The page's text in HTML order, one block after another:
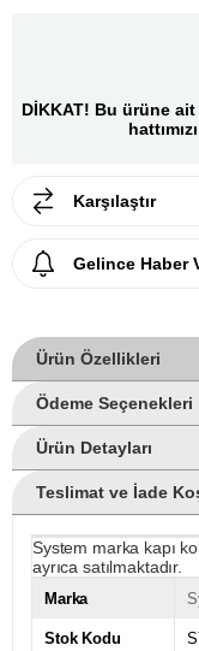
DİKKAT! Bu ürüne
Karşılaştır
Gelince Haber
Ürün Özellikleri
Ödeme Seçenekleri
Ürün Detayları
Teslimat ve İade
System marka kapı
ayrıca satılmaktadır.
Marka
Stok Kodu